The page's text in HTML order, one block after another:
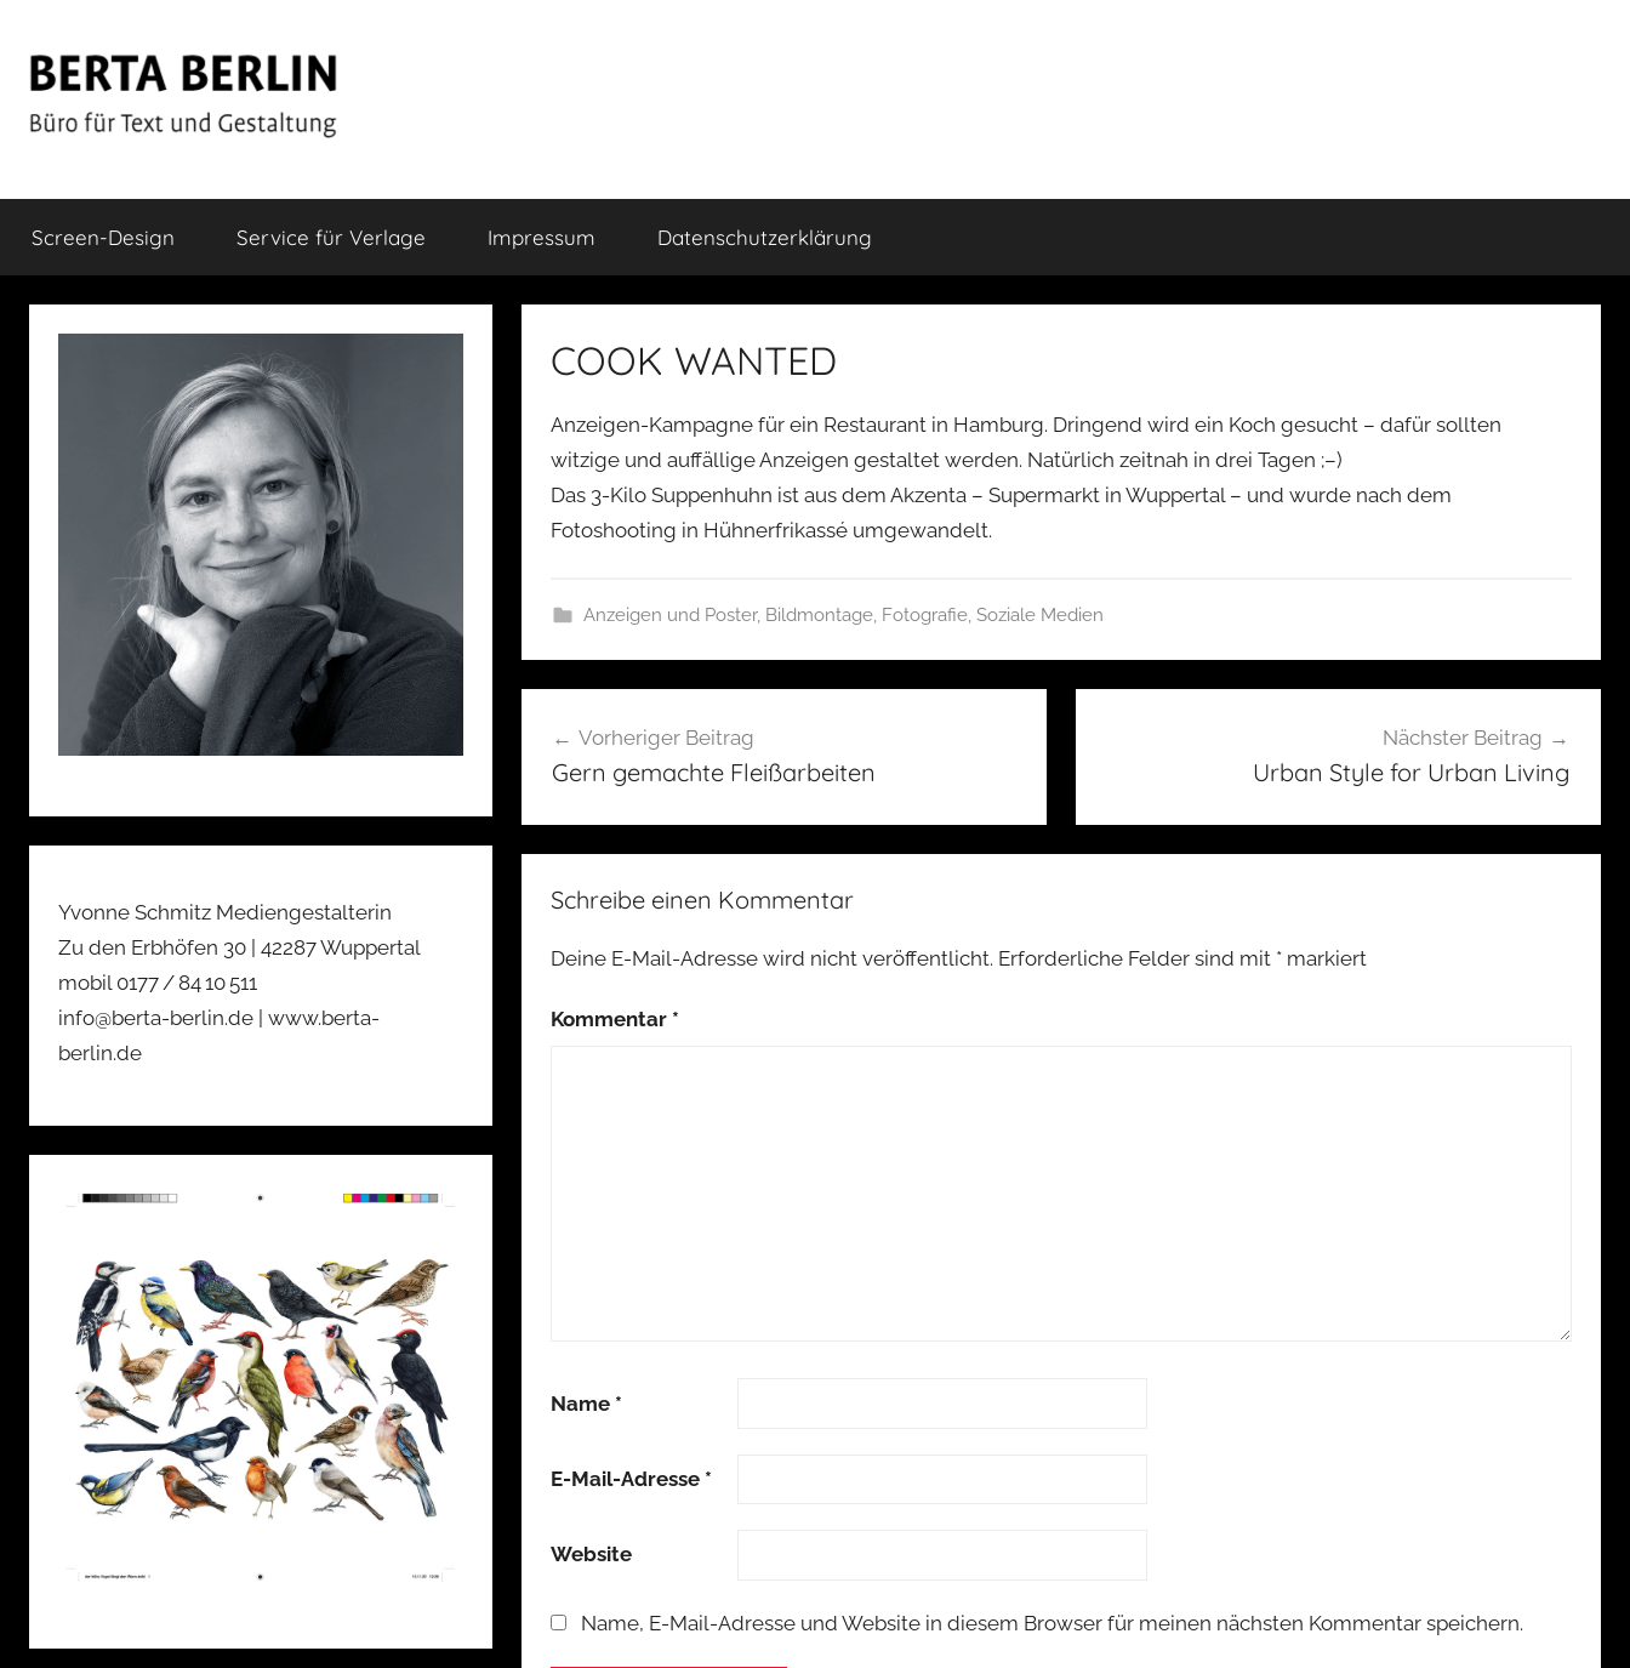
Inhalt
springen
Berta
Berlin
für
Text
Gestaltung
Screen-Design Service für Verlage Impressum Datenschutzerklärung
COOK WANTED
Anzeigen-Kampagne für ein Restaurant in Hamburg. Dringend wird ein Koch gesucht – dafür sollten
witzige und auffällige Anzeigen gestaltet werden. Natürlich zeitnah in drei Tagen ;–)
Das 3-Kilo Suppenhuhn ist aus dem Akzenta – Supermarkt in Wuppertal – und wurde nach dem
Fotoshooting in Hühnerfrikassé umgewandelt.
Anzeigen und Poster, Bildmontage, Fotografie,Soziale Medien
Vorheriger Beitrag
Gern gemachte Fleißarbeiten
Nächster Beitrag
Urban Style for Urban Living
Schreibe einen Kommentar
Deine E-Mail-Adresse wird nicht veröffentlicht. Erforderliche Felder sind mit *markiert
Kommentar *
Name *
E-Mail-Adresse *
Website
Name, E-Mail-Adresse und Website in diesem Browser für meinen nächsten Kommentar speichern.
Yvonne Schmitz Mediengestalterin
Zu den Erbhöfen 30 | 42287 Wuppertal
mobil 0177 / 84 10 511
info@berta-berlin.de | www.berta-
berlin.de